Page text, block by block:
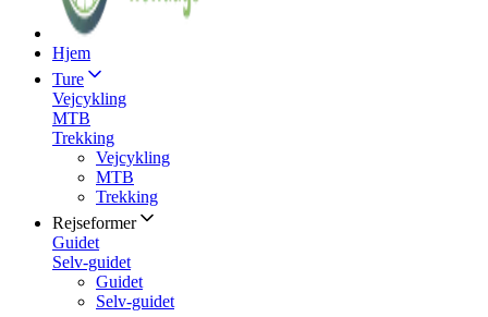
Hjem
Ture
Vejcykling
MTB
Trekking
Vejcykling
MTB
Trekking
Rejseformer
Guidet
Selv-guidet
Guidet
Selv-guidet